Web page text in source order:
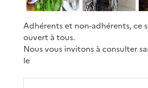
Adhérents et non-adhérents, ce
ouvert à tous.
Nous vous invitons à consulter
le